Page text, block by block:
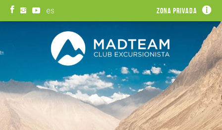
es Zona privada